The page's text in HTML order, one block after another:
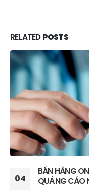
RELATEDPOSTS
16
ZALO MINI
HÀNG